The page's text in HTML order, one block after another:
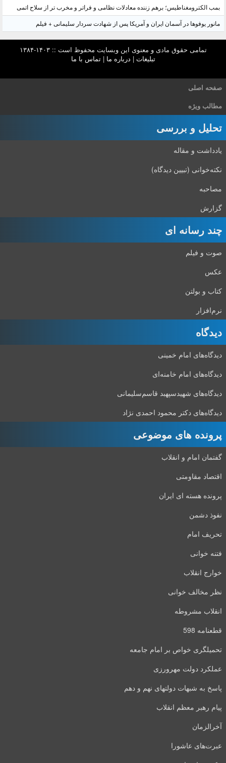
بمب الکترومغناطیس؛ برهم زننده معادلات نظامی و فراتر و مخرب تر از سلاح اتمی
مانور یوفوها در آسمان ایران و آمریکا پس از شهادت سردار سلیمانی + فیلم
تمامی حقوق مادی و معنوی این وبسایت محفوظ است :: ۱۴۰۳-۱۳۸۴
تبلیغات | درباره ما |تماس با ما
صفحه اصلی
مطالب ویژه
تحلیل و بررسی
یادداشت و مقاله
نکته‌خوانی (تبیین دیدگاه)
مصاحبه
گزارش
چند رسانه ای
صوت و فیلم
عکس
کتاب و بولتن
نرم‌افزار
دیدگاه‌
دیدگاه‌های امام خمینی
دیدگاه‌های امام خامنه‌ای
دیدگاه‌های شهید‌سپهبد قاسم‌سلیمانی
دیدگاه‌های دکتر محمود احمدی نژاد
پرونده های موضوعی
گفتمان امام و انقلاب
اقتصاد مقاومتی
پرونده هسته ای ایران
نفوذ دشمن
تحریف امام
فتنه خوانی
خوارج انقلاب
نظر مخالف خوانی
انقلاب مشروطه
قطعنامه 598
تحمیلگری خواص بر امام جامعه
عملکرد دولت مهرورزی
پاسخ به شبهات دولتهای نهم و دهم
پیام رهبر معظم انقلاب
آخرالزمان
عبرت‌های عاشورا